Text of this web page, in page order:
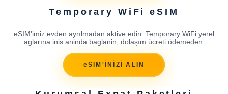
Temporary WiFi eSIM
eSIM'imiz evden ayrılmadan aktive edin. Temporary WiFi yerel
aglarına inis aninda baglanin, dolaşım ücreti ödemeden.
eSIM'İNİZİ ALIN